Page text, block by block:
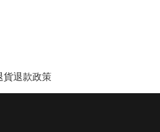
貨退款政策